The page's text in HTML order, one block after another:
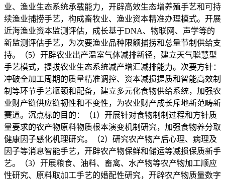
业、渔业生态系统承载能力，开辟高效生态增养殖手艺和可持
续渔业捕捞手艺，构成畜牧业、渔业资本精准办理模式。开展
近海渔业资本监测评估，成长基于DNA、物联网、声学等的
新监测评估手艺，为次要渔业品种限额捕捞和总量节制供给支
持。（5）开辟农业出产温室气体减排新径，建立天气聪慧型
手艺模式，提拔农业生态系统减产增汇减排能力。次要方针：
冲破全加工周期的质量精准调控、资本减损提质和智能高效制
制等环节手艺瓶颈和配备，建立多元化食物供给系统，加强农
业财产链供应链韧性和不变性，为农业财产成长斥地新范畴新
赛道。沉点标的目的：（1）开展针对食物制制过程和方针质
量要求的农产物原料物质根本演变机制研究，加强食物养分取
健康因子感化机理研究。（2）研究农产物产后心理、病理及
因子等消息智能手艺，开辟农产物保鲜和储运等减损保质新手
艺。（3）开展粮食、油料、畜禽、水产物等农产物加工顺应
性研究、原料取加工手艺的婚配性研究，开辟农产物质量数字